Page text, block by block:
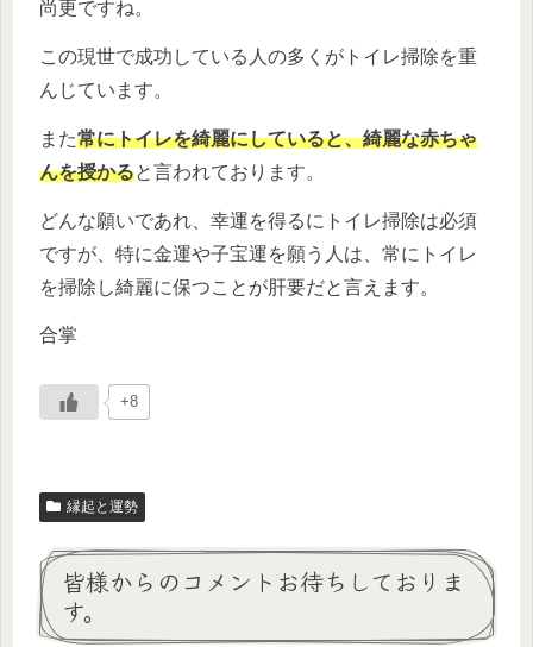
尚更ですね。
この現世で成功している人の多くがトイレ掃除を重
んじています。
また常にトイレを綺麗にしていると、綺麗な赤ちゃ
んを授かると言われております。
どんな願いであれ、幸運を得るにトイレ掃除は必須
ですが、特に金運や子宝運を願う人は、常にトイレ
を掃除し綺麗に保つことが肝要だと言えます。
合掌
+8
縁起と運勢
皆様からのコメントお待ちしておりま
す。